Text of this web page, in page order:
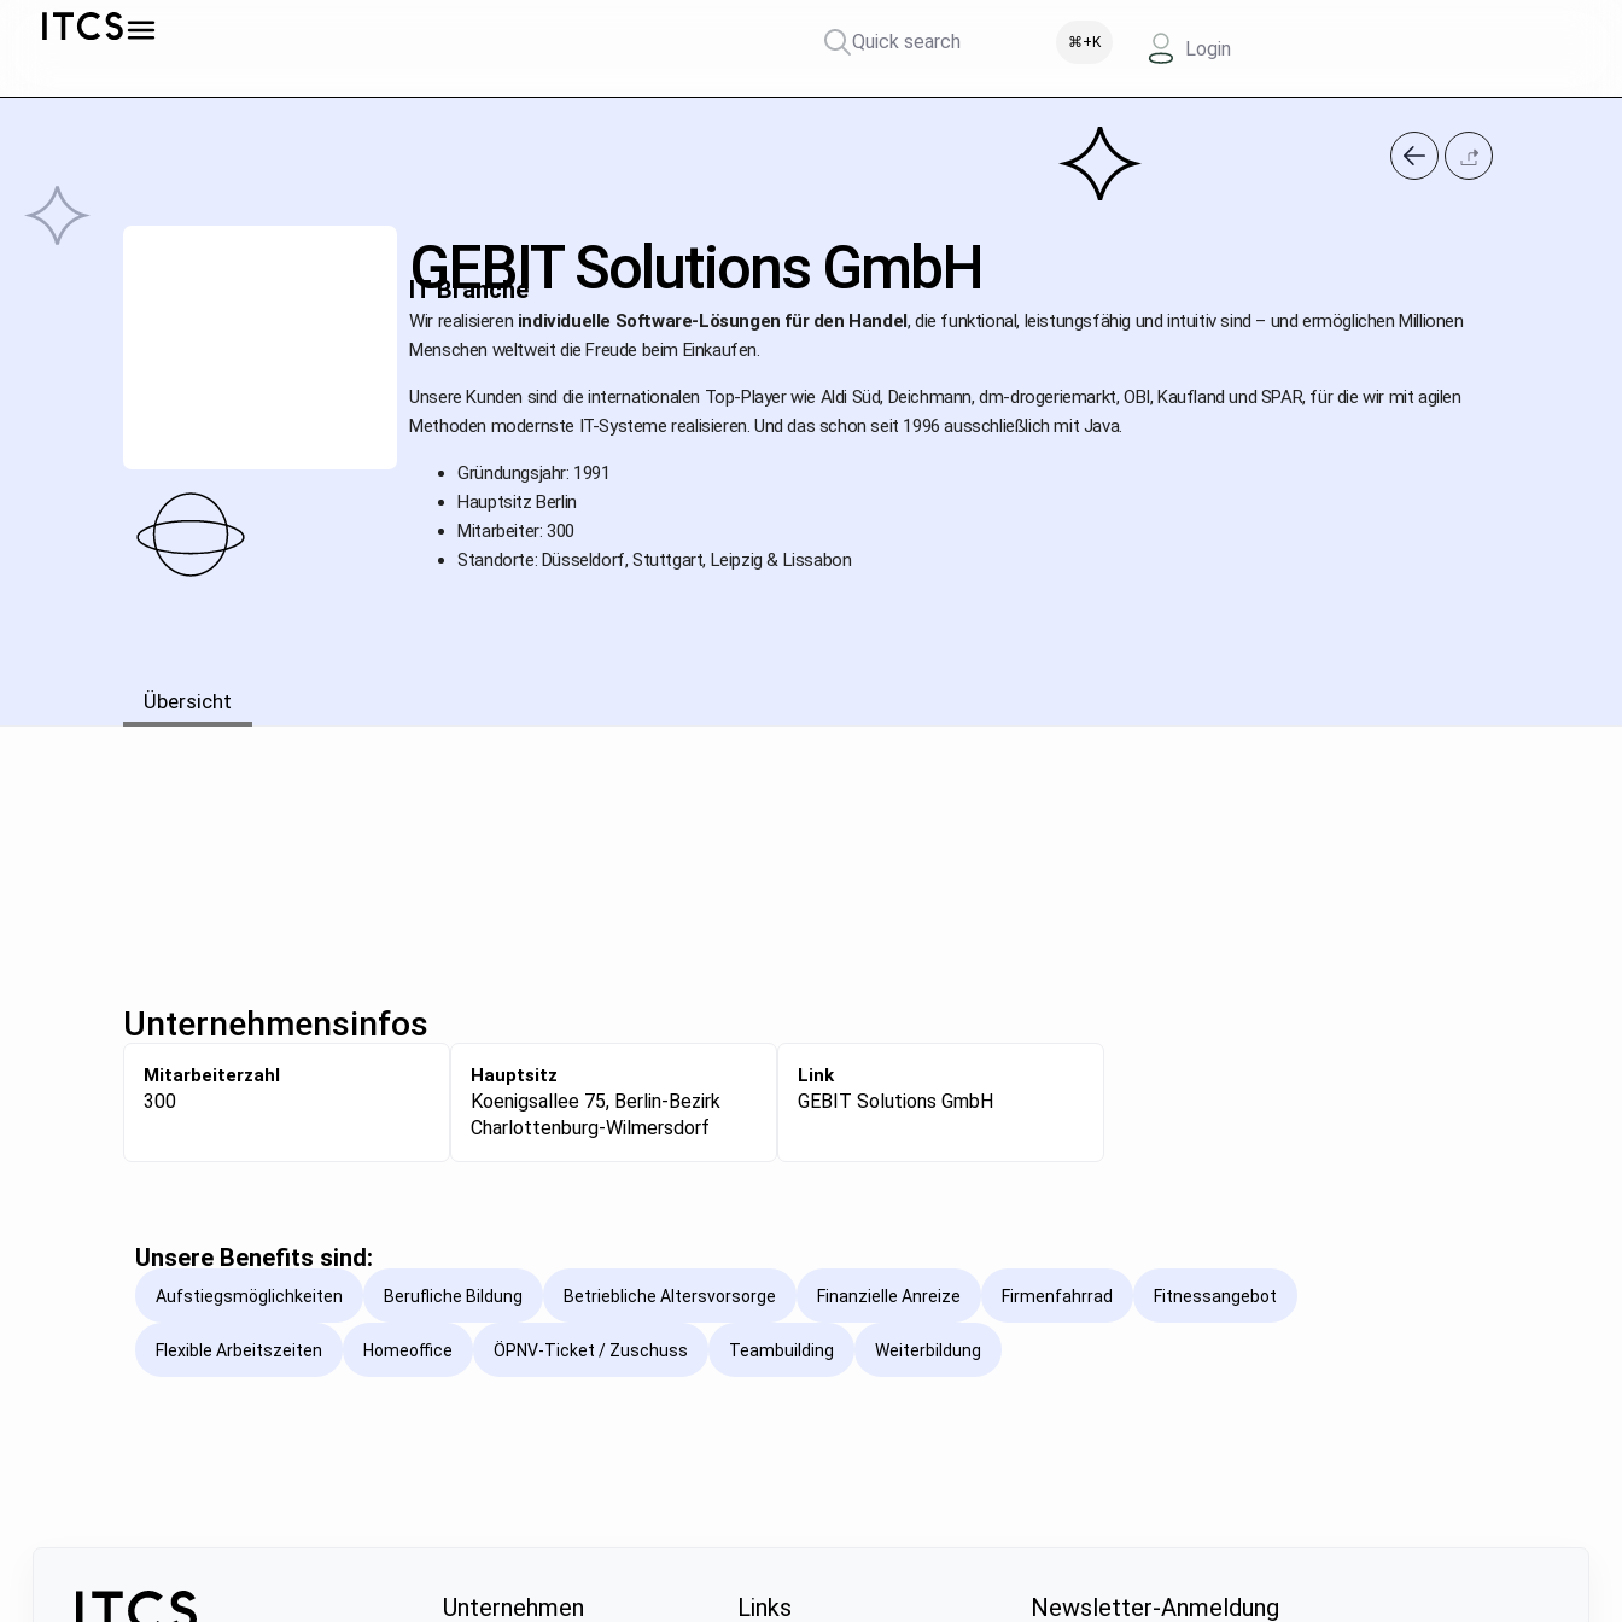
Quick search ⌘+K Login
GEBIT Solutions GmbH
IT Branche
Wir realisieren individuelle Software-Lösungen für den Handel, die funktional, leistungsfähig und intuitiv sind – und ermöglichen Millionen
Menschen weltweit die Freude beim Einkaufen.
Unsere Kunden sind die internationalen Top-Player wie Aldi Süd, Deichmann, dm-drogeriemarkt, OBI, Kaufland und SPAR, für die wir mit agilen
Methoden modernste IT-Systeme realisieren. Und das schon seit 1996 ausschließlich mit Java.
Gründungsjahr: 1991
Hauptsitz Berlin
Mitarbeiter: 300
Standorte: Düsseldorf, Stuttgart, Leipzig & Lissabon
Übersicht
Unternehmensinfos
Mitarbeiterzahl
300
Hauptsitz
Koenigsallee 75, Berlin-Bezirk
Charlottenburg-Wilmersdorf
Link
GEBIT Solutions GmbH
Unsere Benefits sind:
Aufstiegsmöglichkeiten Berufliche Bildung Betriebliche Altersvorsorge Finanzielle Anreize Firmenfahrrad Fitnessangebot
Flexible Arbeitszeiten Homeoffice ÖPNV-Ticket / Zuschuss Teambuilding Weiterbildung
Unternehmen Links Newsletter-Anmeldung